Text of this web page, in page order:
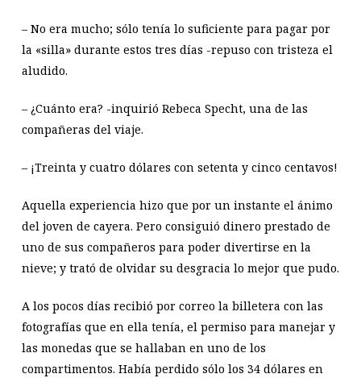
– No era mucho; sólo tenía lo suficiente para pagar por
la «silla» durante estos tres días -repuso con tristeza el
aludido.
– ¿Cuánto era? -inquirió Rebeca Specht, una de las
compañeras del viaje.
– ¡Treinta y cuatro dólares con setenta y cinco centavos!
Aquella experiencia hizo que por un instante el ánimo
del joven de cayera. Pero consiguió dinero prestado de
uno de sus compañeros para poder divertirse en la
nieve; y trató de olvidar su desgracia lo mejor que pudo.
A los pocos días recibió por correo la billetera con las
fotografías que en ella tenía, el permiso para manejar y
las monedas que se hallaban en uno de los
compartimentos. Había perdido sólo los 34 dólares en